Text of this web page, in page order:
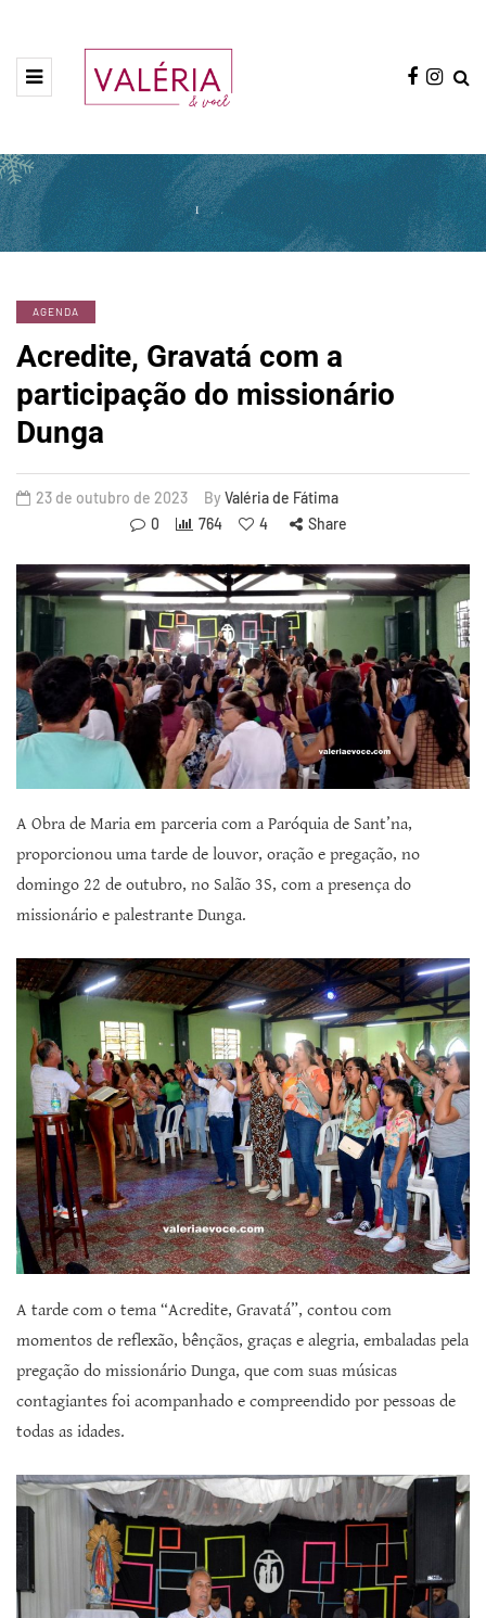
AGENDA
Acredite, Gravatá com a
participação do missionário
Dunga
23 de outubro de 2023 By Valéria de Fátima
0
764 4 Share
A Obra de Maria em parceria com a Paróquia de Sant’na,
proporcionou uma tarde de louvor, oração e pregação, no
domingo 22 de outubro, no Salão 3S, com a presença do
missionário e palestrante Dunga.
A tarde com o tema “Acredite, Gravatá”, contou com
momentos de reflexão, bênçãos, graças e alegria, embaladas pela
pregação do missionário Dunga, que com suas músicas
contagiantes foi acompanhado e compreendido por pessoas de
todas as idades.